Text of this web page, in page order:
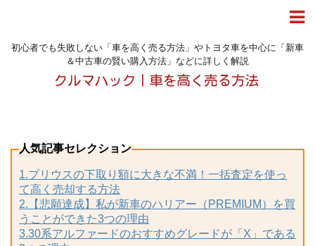
初心者でも失敗しない「車を高く売る方法」やトヨタ車を中心に「新車
＆中古車の賢い購入方法」などに詳しく解説
人気記事セレクション
1.プリウスの下取り額に大きな不満！一括査定を使っ
て高く売却する方法
2.【悲願達成】私が新車のハリアー（PREMIUM）を買
うことができた3つの理由
3.30系アルファードのおすすめグレードが「X」である